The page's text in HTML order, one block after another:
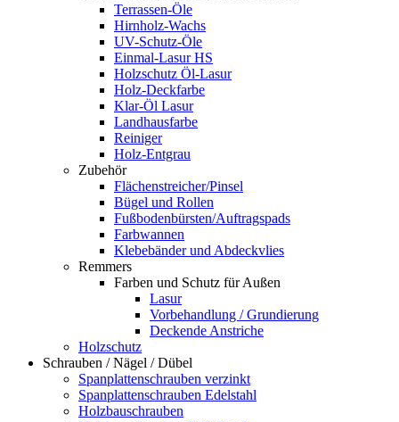
Terrassen-Öle
Hirnholz-Wachs
UV-Schutz-Öle
Einmal-Lasur HS
Holzschutz Öl-Lasur
Holz-Deckfarbe
Klar-Öl Lasur
Landhausfarbe
Reiniger
Holz-Entgrau
Zubehör
Flächenstreicher/Pinsel
Bügel und Rollen
Fußbodenbürsten/Auftragspads
Farbwannen
Klebebänder und Abdeckvlies
Remmers
Farben und Schutz für Außen
Lasur
Vorbehandlung / Grundierung
Deckende Anstriche
Holzschutz
Schrauben / Nägel / Dübel
Spanplattenschrauben verzinkt
Spanplattenschrauben Edelstahl
Holzbauschrauben